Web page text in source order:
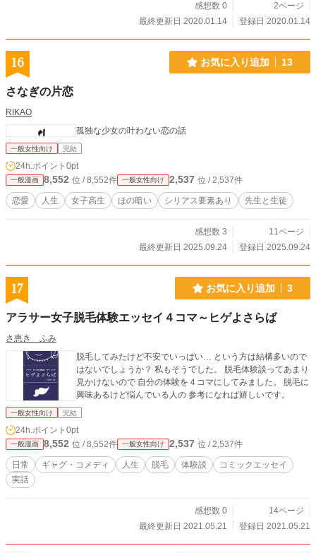
感想数 0
2ページ
最終更新日 2020.01.14
登録日 2020.01.14
16 お気に入り追加 13
さなぎの片恋
RIKAO
孤独な少女の叶わない恋の話
一般女性向け 完結
24h.ポイント 0pt
一般漫画 8,552 位 / 8,552件 一般女性向け 2,537 位 / 2,537件
恋愛 人生 女子高生 ほの暗い シリアス要素あり 先生と生徒
感想数 3
11ページ
最終更新日 2025.09.24
登録日 2025.09.24
17 お気に入り追加 3
アラサー女子脱毛体験エッセイ４コマ～ヒゲよさらば
さ恵き ふみ
脱毛してみたけど不安でいっぱい… という方は結構多いので
はないでしょうか？ 私もそうでした。 脱毛体験談ってあまり
見かけないので 自分の体験を４コマにしてみました。 脱毛に
興味あるけど悩んでいる人の 参考になれば嬉しいです。
一般女性向け 完結
24h.ポイント 0pt
一般漫画 8,552 位 / 8,552件 一般女性向け 2,537 位 / 2,537件
日常 ギャグ・コメディ 人生 脱毛 体験談
コミックエッセイ
実話
感想数 0
14ページ
最終更新日 2021.05.21
登録日 2021.05.21